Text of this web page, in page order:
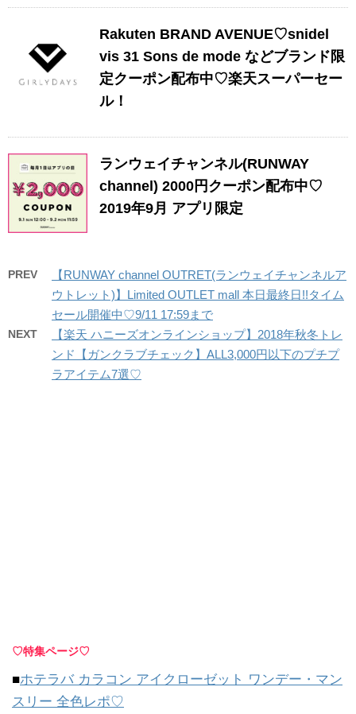
Rakuten BRAND AVENUE♡snidel
vis 31 Sons de mode などブランド限
定クーポン配布中♡楽天スーパーセー
ル！
ランウェイチャンネル(RUNWAY
channel) 2000円クーポン配布中♡
2019年9月 アプリ限定
PREV
【RUNWAY channel OUTRET(ランウェイチャンネルア
ウトレット)】Limited OUTLET mall 本日最終日!!タイム
セール開催中♡9/11 17:59まで
NEXT
【楽天 ハニーズオンラインショップ】2018年秋冬トレ
ンド【ガンクラブチェック】ALL3,000円以下のプチプ
ラアイテム7選♡
♡特集ページ♡
■ホテラバ カラコン アイクローゼット ワンデー・マン
スリー 全色レポ♡